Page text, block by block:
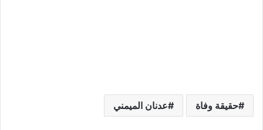
حقيقة وفاة عدنان الميمني